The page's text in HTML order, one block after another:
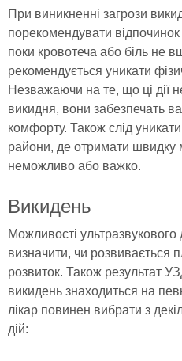
При виникненні загрози
порекомендувати відпочинок
поки кровотеча або біль не
рекомендується уникати
Незважаючи на те, що ці дії
викидня, вони забезпечать
комфорту. Також слід
райони, де отримати швидку
неможливо або важко.
Викидень
Можливості
визначити, чи розвивається
розвиток. Також результат
викидень знаходиться на
лікар повинен вибрати з
дій: